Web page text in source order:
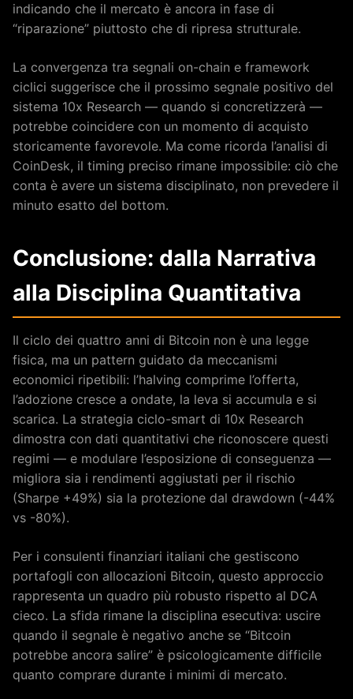
indicando che il mercato è ancora in fase di
“riparazione” piuttosto che di ripresa strutturale.
La convergenza tra segnali on-chain e framework
ciclici suggerisce che il prossimo segnale positivo del
sistema 10x Research — quando si concretizzerà —
potrebbe coincidere con un momento di acquisto
storicamente favorevole. Ma come ricorda l’analisi di
CoinDesk, il timing preciso rimane impossibile: ciò che
conta è avere un sistema disciplinato, non prevedere il
minuto esatto del bottom.
Conclusione: dalla Narrativa
alla Disciplina Quantitativa
Il ciclo dei quattro anni di Bitcoin non è una legge
fisica, ma un pattern guidato da meccanismi
economici ripetibili: l’halving comprime l’offerta,
l’adozione cresce a ondate, la leva si accumula e si
scarica. La strategia ciclo-smart di 10x Research
dimostra con dati quantitativi che riconoscere questi
regimi — e modulare l’esposizione di conseguenza —
migliora sia i rendimenti aggiustati per il rischio
(Sharpe +49%) sia la protezione dal drawdown (-44%
vs -80%).
Per i consulenti finanziari italiani che gestiscono
portafogli con allocazioni Bitcoin, questo approccio
rappresenta un quadro più robusto rispetto al DCA
cieco. La sfida rimane la disciplina esecutiva: uscire
quando il segnale è negativo anche se “Bitcoin
potrebbe ancora salire” è psicologicamente difficile
quanto comprare durante i minimi di mercato.